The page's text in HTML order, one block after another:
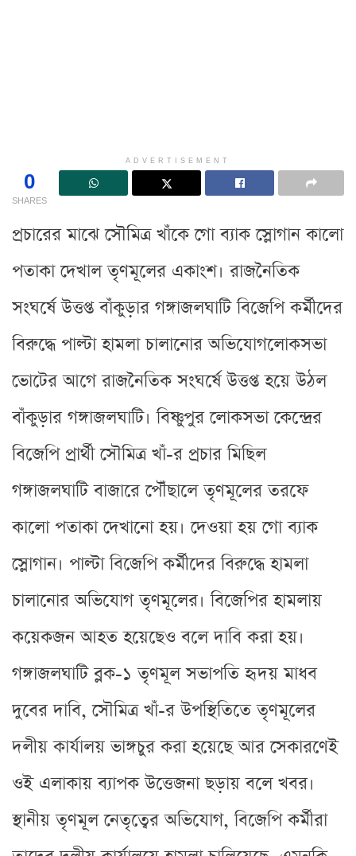
ADVERTISEMENT
0
SHARES
প্রচারের মাঝে সৌমিত্র খাঁকে গো ব্যাক স্লোগান কালো
পতাকা দেখাল তৃণমূলের একাংশ। রাজনৈতিক
সংঘর্ষে উত্তপ্ত বাঁকুড়ার গঙ্গাজলঘাটি বিজেপি কর্মীদের
বিরুদ্ধে পাল্টা হামলা চালানোর অভিযোগলোকসভা
ভোটের আগে রাজনৈতিক সংঘর্ষে উত্তপ্ত হয়ে উঠল
বাঁকুড়ার গঙ্গাজলঘাটি। বিষ্ণুপুর লোকসভা কেন্দ্রের
বিজেপি প্রার্থী সৌমিত্র খাঁ-র প্রচার মিছিল
গঙ্গাজলঘাটি বাজারে পৌঁছালে তৃণমূলের তরফে
কালো পতাকা দেখানো হয়। দেওয়া হয় গো ব্যাক
স্লোগান। পাল্টা বিজেপি কর্মীদের বিরুদ্ধে হামলা
চালানোর অভিযোগ তৃণমূলের। বিজেপির হামলায়
কয়েকজন আহত হয়েছেও বলে দাবি করা হয়।
গঙ্গাজলঘাটি ব্লক-১ তৃণমূল সভাপতি হৃদয় মাধব
দুবের দাবি, সৌমিত্র খাঁ-র উপস্থিতিতে তৃণমূলের
দলীয় কার্যালয় ভাঙ্গচুর করা হয়েছে আর সেকারণেই
ওই এলাকায় ব্যাপক উত্তেজনা ছড়ায় বলে খবর।
স্থানীয় তৃণমূল নেতৃত্বের অভিযোগ, বিজেপি কর্মীরা